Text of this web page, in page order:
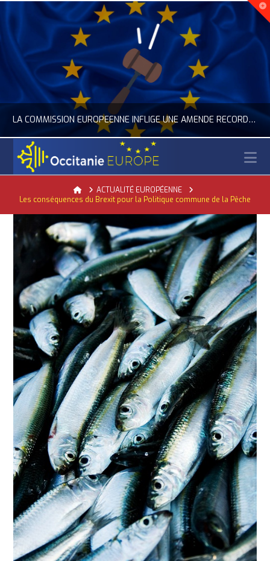
LA COMMISSION EUROPÉENNE INFLIGE UNE AMENDE RECORD À GOOGLE
ACTUALITÉ DE L'UNION EUROPÉENNE, ACTUALITÉ DE LA REPRÉSENTATION D’OCCITANIE EUROPE, NUMÉRIQUE- DIGITAL
JUILLET 24, 2026
HomeACTUALITÉ EUROPÉENNE
Les conséquences du Brexit pour la Politique commune de la Pêche